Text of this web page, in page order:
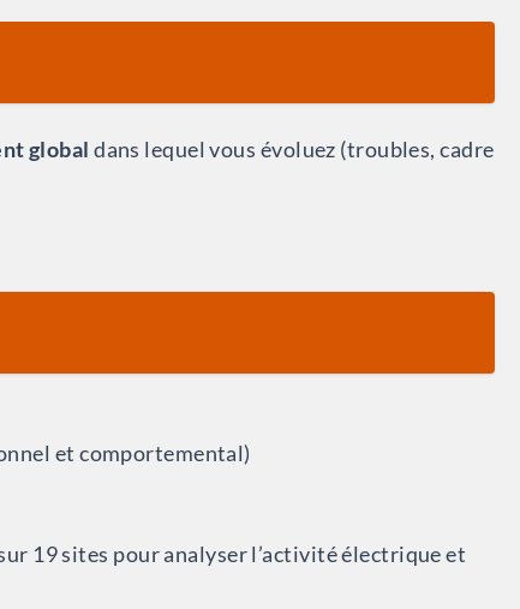
global dans lequel vous évoluez (troubles, cadre
et comportemental)
19 sites pour analyser l’activité électrique et